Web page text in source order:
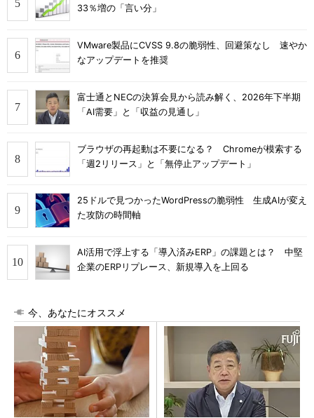
33％増の「言い分」
VMware製品にCVSS 9.8の脆弱性、回避策なし 速やか
なアップデートを推奨
富士通とNECの決算会見から読み解く、2026年下半期
「AI需要」と「収益の見通し」
ブラウザの再起動は不要になる？ Chromeが模索する
「週2リリース」と「無停止アップデート」
25ドルで見つかったWordPressの脆弱性 生成AIが変え
た攻防の時間軸
AI活用で浮上する「導入済みERP」の課題とは？ 中堅
企業のERPリプレース、新規導入を上回る
今、あなたにオススメ